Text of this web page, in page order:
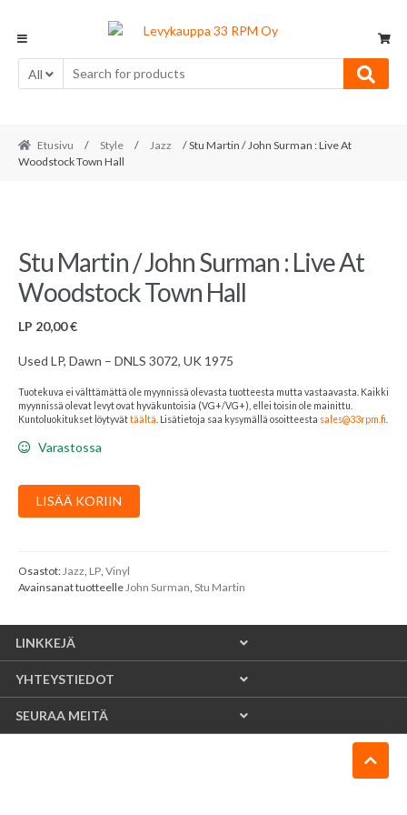
navigation
content
All
Etusivu / Style / Jazz
/ Stu Martin / John Surman : Live At
Woodstock Town Hall
Stu Martin / John Surman : Live At
Woodstock Town Hall
LP 20,00€
Used LP, Dawn – DNLS 3072, UK 1975
Tuotekuva ei välttämättä ole myynnissä olevasta tuotteesta mutta vastaavasta. Kaikki
myynnissä olevat levyt ovat hyväkuntoisia (VG+/VG+), ellei toisin ole mainittu.
Kuntoluokitukset löytyvättäältä . Lisätietoja saa kysymällä osoitteesta sales@33rpm.fi
Varastossa
Stu
Martin
Surman
:
At
Woodstock
Town
Hall
LISÄÄ KORIIN
Osastot:Jazz, LP, Vinyl
Avainsanat tuotteelleJohn Surman, Stu Martin
LINKKEJÄ
YHTEYSTIEDOT
SEURAA MEITÄ